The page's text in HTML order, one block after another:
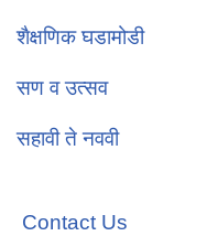
शैक्षणिक घडामोडी
सण व उत्सव
सहावी ते नववी
Contact Us